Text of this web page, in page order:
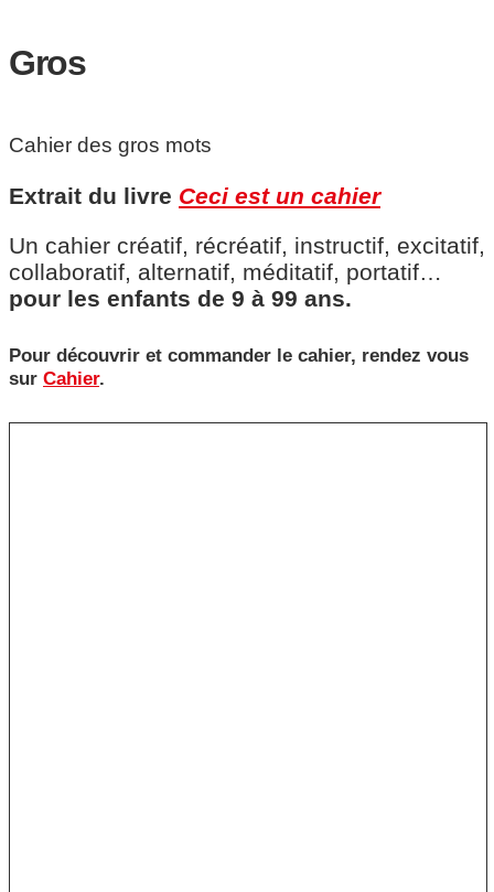
Gros
Cahier des gros mots
Extrait du livre Ceci est un cahier
Un cahier créatif, récréatif, instructif, excitatif,
collaboratif, alternatif, méditatif, portatif…
pour les enfants de 9 à 99 ans.
Pour découvrir et commander le cahier, rendez vous
sur Cahier.